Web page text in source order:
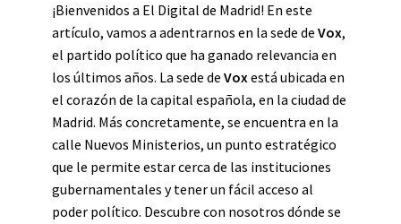
¡Bienvenidos a El Digital de Madrid! En este
artículo, vamos a adentrarnos en la sede de Vox,
el partido político que ha ganado relevancia en
los últimos años. La sede de Voxestá ubicada en
el corazón de la capital española, en la ciudad de
Madrid. Más concretamente, se encuentra en la
calle Nuevos Ministerios, un punto estratégico
que le permite estar cerca de las instituciones
gubernamentales y tener un fácil acceso al
poder político. Descubre con nosotros dónde se